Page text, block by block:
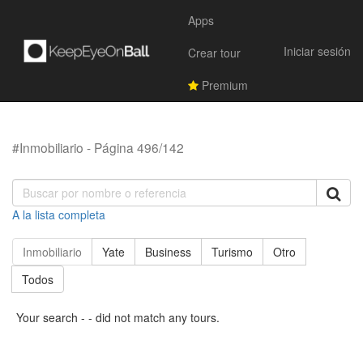
Apps
Crear tour
Premium
Iniciar sesión
#Inmobiliario - Página 496/142
A la lista completa
Inmobiliario Yate Business Turismo
Otro
Todos
Your search - - did not match any tours.